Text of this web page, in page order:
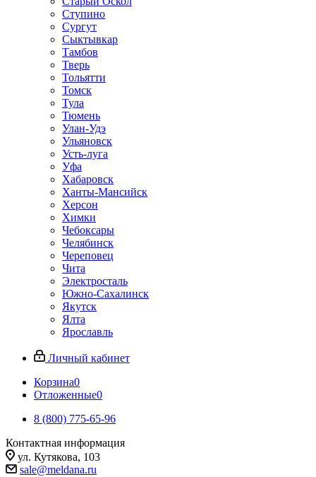
Ступино
Сургут
Сыктывкар
Тамбов
Тверь
Тольятти
Томск
Тула
Тюмень
Улан-Удэ
Ульяновск
Усть-луга
Уфа
Хабаровск
Ханты-Мансийск
Херсон
Химки
Чебоксары
Челябинск
Череповец
Чита
Электросталь
Южно-Сахалинск
Якутск
Ялта
Ярославль
Личный кабинет
Корзина0
Отложенные0
8 (800) 775-65-96
Контактная информация
ул. Кутякова, 103
sale@meldana.ru